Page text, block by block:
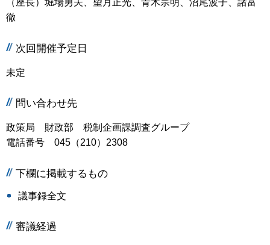
（座長）堀場勇夫、望月正光、青木宗明、沼尾波子、諸富
徹
次回開催予定日
未定
問い合わせ先
政策局 財政部 税制企画課調査グループ
電話番号 045（210）2308
下欄に掲載するもの
議事録全文
審議経過